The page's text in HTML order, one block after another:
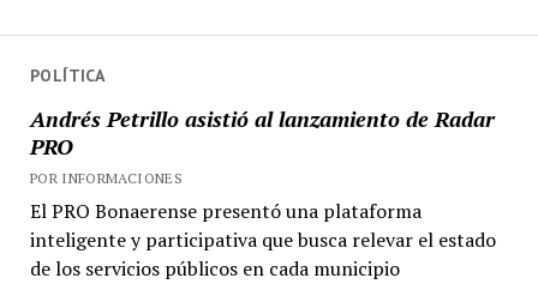
POLÍTICA
Andrés Petrillo asistió al lanzamiento de Radar
PRO
POR INFORMACIONES
El PRO Bonaerense presentó una plataforma
inteligente y participativa que busca relevar el estado
de los servicios públicos en cada municipio